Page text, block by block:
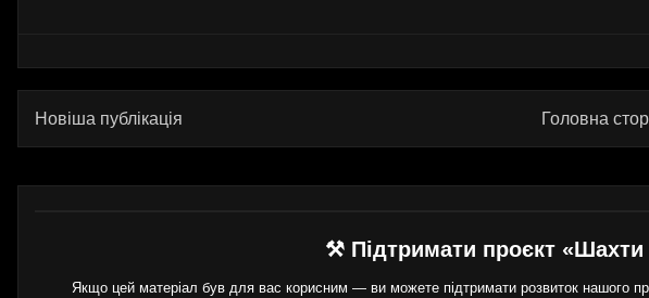
Новіша публікація Головна
⚒ Підтримати проєкт
Якщо цей матеріал був для вас корисним — ви можете підтримати розвиток нашого